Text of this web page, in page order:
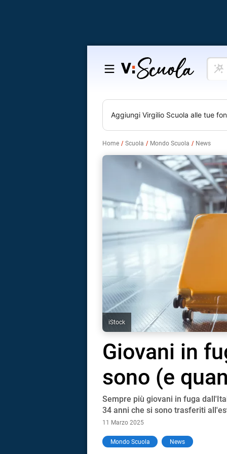
Salta
contenuto
Cosa
vuoi
Aggiungi Virgilio Scuola alle tue
Home Scuola Mondo Scuola News
iStock
Giovani in
sono (e
Sempre più giovani in fuga
34 anni che si sono trasferiti
11 Marzo 2025
Mondo Scuola News